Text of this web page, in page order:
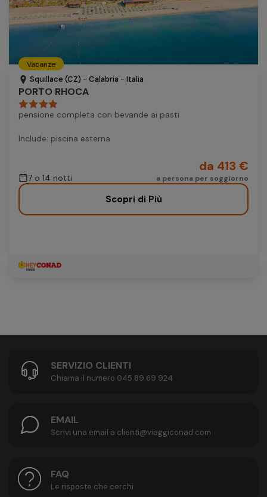
Vacanze
Squillace (CZ) - Calabria - Italia
PORTO RHOCA
pensione completa con bevande ai pasti
Include: piscina esterna
7 o 14 notti
da 413 €
a persona per soggiorno
Scopri di Più
SERVIZIO CLIENTI
Chiama il numero 045.89.69.924
EMAIL
Scrivi una email a clienti@viaggiconad.com
FAQ
Le risposte che cerchi